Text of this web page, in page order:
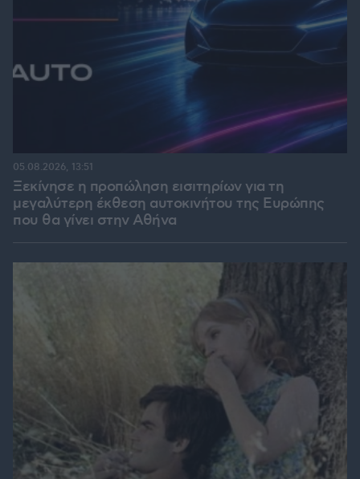
Ξεκίνησε η προπώληση εισιτηρίων για τη
μεγαλύτερη έκθεση αυτοκινήτου της Ευρώπης
που θα γίνει στην Αθήνα
05.08.2026, 13:51